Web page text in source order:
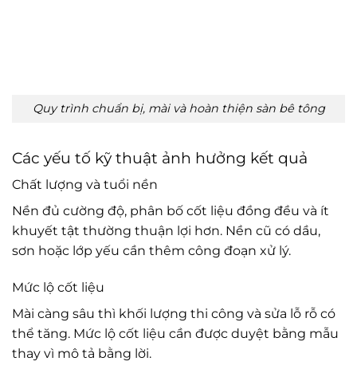
Quy trình chuẩn bị, mài và hoàn thiện sàn bê tông
Các yếu tố kỹ thuật ảnh hưởng kết quả
Chất lượng và tuổi nền
Nền đủ cường độ, phân bố cốt liệu đồng đều và ít
khuyết tật thường thuận lợi hơn. Nền cũ có dầu,
sơn hoặc lớp yếu cần thêm công đoạn xử lý.
Mức lộ cốt liệu
Mài càng sâu thì khối lượng thi công và sửa lỗ rỗ có
thể tăng. Mức lộ cốt liệu cần được duyệt bằng mẫu
thay vì mô tả bằng lời.